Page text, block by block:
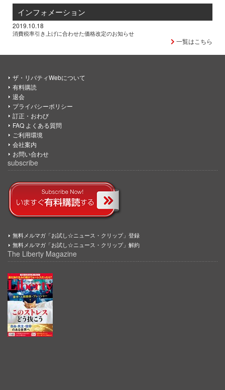
インフォメーション
2019.10.18
消費税率引き上げに合わせた価格改定のお知らせ
一覧はこちら
ザ・リバティWebについて
有料購読
退会
プライバシーポリシー
訂正・おわび
FAQ よくある質問
ご利用環境
会社案内
お問い合わせ
subscribe
無料メルマガ「お試し☆ニュース・クリップ」登録
無料メルマガ「お試し☆ニュース・クリップ」解約
The Liberty Magazine